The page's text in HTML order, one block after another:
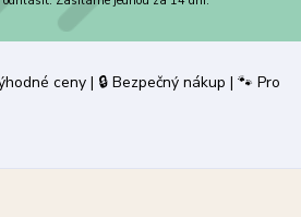
ceny | 🔒 Bezpečný nákup | 🐾 Pro